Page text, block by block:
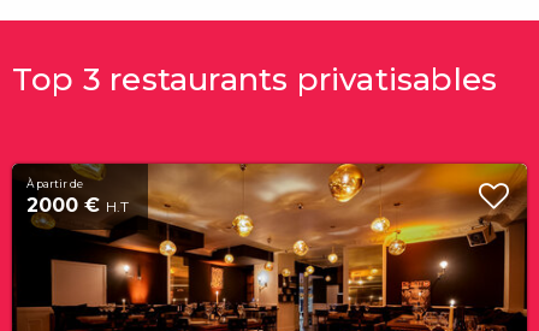
Top 3 restaurants privatisables
À partir de
2000 € H.T